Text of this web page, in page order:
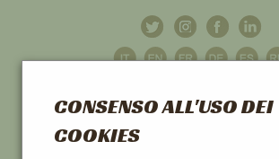
CONSENSO ALL'USO DEI
COOKIES